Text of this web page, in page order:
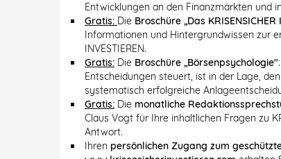
Entwicklungen an den Finanzmärkten und
Gratis: Die Broschüre „Das
Informationen und Hintergrundwissen zur
INVESTIEREN.
Gratis: Die Broschüre „Börsenpsychologie"
Entscheidungen steuert, ist in der Lage,
systematisch erfolgreiche
Gratis: Die monatliche
Claus Vogt für Ihre inhaltlichen Fragen zu
Antwort.
Ihren persönlichen Zugang zum